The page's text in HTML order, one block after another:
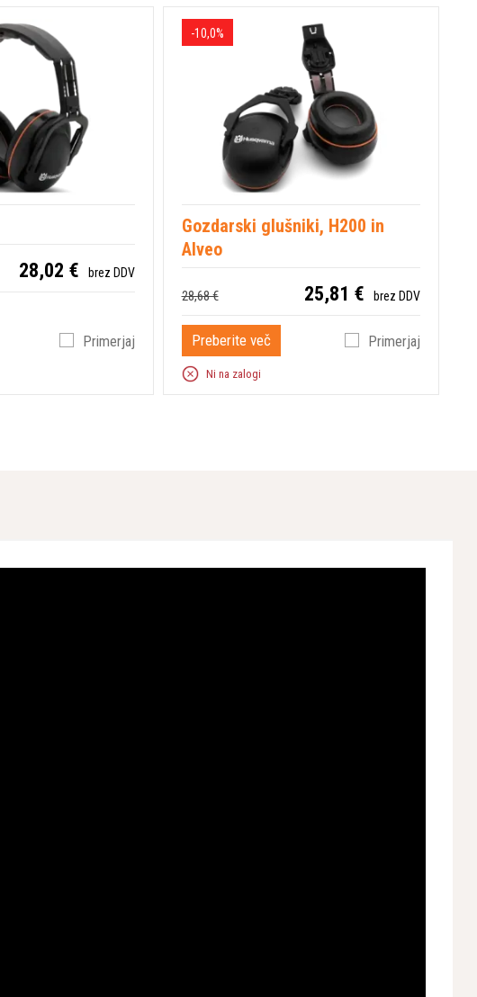
68 kg / 69 kg
16,5 m/min
28,02 € brez DDV
Primerjaj
-10,0%
Gozdarski glušniki, H200 in
Alveo
28,68 € 25,81 € brez DDV
Preberite več Primerjaj
Ni na zalogi